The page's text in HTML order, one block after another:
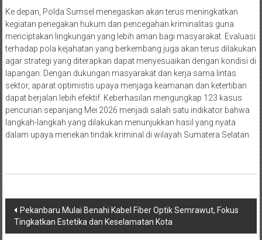
Ke depan, Polda Sumsel menegaskan akan terus meningkatkan
kegiatan penegakan hukum dan pencegahan kriminalitas guna
menciptakan lingkungan yang lebih aman bagi masyarakat. Evaluasi
terhadap pola kejahatan yang berkembang juga akan terus dilakukan
agar strategi yang diterapkan dapat menyesuaikan dengan kondisi di
lapangan. Dengan dukungan masyarakat dan kerja sama lintas
sektor, aparat optimistis upaya menjaga keamanan dan ketertiban
dapat berjalan lebih efektif. Keberhasilan mengungkap 123 kasus
pencurian sepanjang Mei 2026 menjadi salah satu indikator bahwa
langkah-langkah yang dilakukan menunjukkan hasil yang nyata
dalam upaya menekan tindak kriminal di wilayah Sumatera Selatan.
Navigasi
pos
Pekanbaru Mulai Benahi Kabel Fiber Optik Semrawut, Fokus
Tingkatkan Estetika dan Keselamatan Kota